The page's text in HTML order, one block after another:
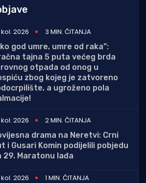
2026
3 MIN. ČITANJA
god umre, umre od raka”:
tajna 5 puta većeg brda
otpada od onog u
zbog kojeg je zatvoreno
a ugroženo pola
2026
2 MIN. ČITANJA
drama na Neretvi: Crni
i Gusari Komin podijelili pobjedu
29. Maratonu lađa
2026
1 MIN. ČITANJA